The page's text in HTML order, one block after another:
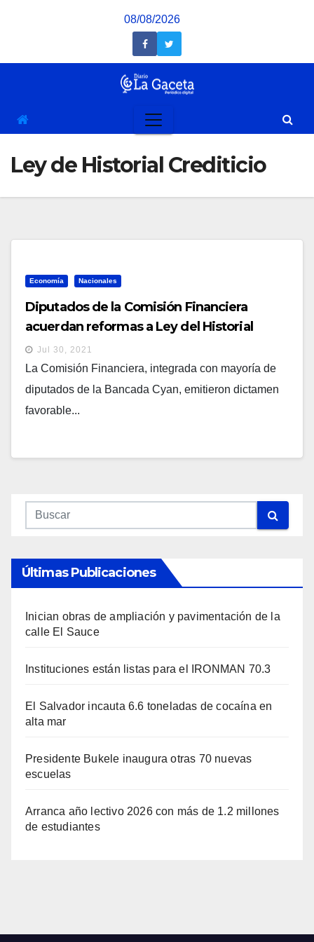
08/08/2026
Ley de Historial Crediticio
Economía Nacionales
Diputados de la Comisión Financiera
acuerdan reformas a Ley del Historial
Crediticio para proteger de abusos a
salvadoreños
Jul 30, 2021
La Comisión Financiera, integrada con mayoría de
diputados de la Bancada Cyan, emitieron dictamen
favorable...
Últimas Publicaciones
Inician obras de ampliación y pavimentación de la
calle El Sauce
Instituciones están listas para el IRONMAN 70.3
El Salvador incauta 6.6 toneladas de cocaína en
alta mar
Presidente Bukele inaugura otras 70 nuevas
escuelas
Arranca año lectivo 2026 con más de 1.2 millones
de estudiantes